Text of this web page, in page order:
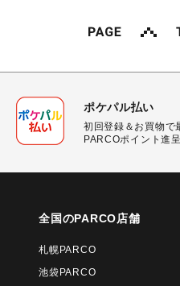
ポケパル払い
初回登録＆お買物で
PARCOポイント進呈
全国のPARCO店舗
札幌PARCO
池袋PARCO